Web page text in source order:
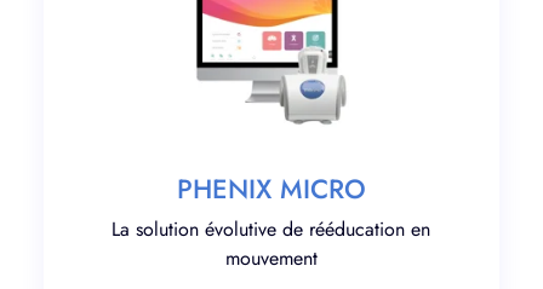
PHENIX MICRO
La solution évolutive de rééducation en
mouvement